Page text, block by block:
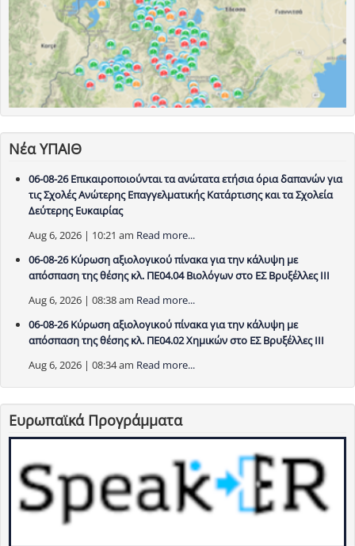
Νέα ΥΠΑΙΘ
06-08-26 Επικαιροποιούνται τα ανώτατα ετήσια όρια δαπανών για
τις Σχολές Ανώτερης Επαγγελματικής Κατάρτισης και τα Σχολεία
Δεύτερης Ευκαιρίας
Aug 6, 2026 | 10:21 am Read more...
06-08-26 Κύρωση αξιολογικού πίνακα για την κάλυψη με
απόσπαση της θέσης κλ. ΠΕ04.04 Βιολόγων στο ΕΣ Βρυξέλλες ΙΙΙ
Aug 6, 2026 | 08:38 am Read more...
06-08-26 Κύρωση αξιολογικού πίνακα για την κάλυψη με
απόσπαση της θέσης κλ. ΠΕ04.02 Χημικών στο ΕΣ Βρυξέλλες ΙΙΙ
Aug 6, 2026 | 08:34 am Read more...
Ευρωπαϊκά Προγράμματα